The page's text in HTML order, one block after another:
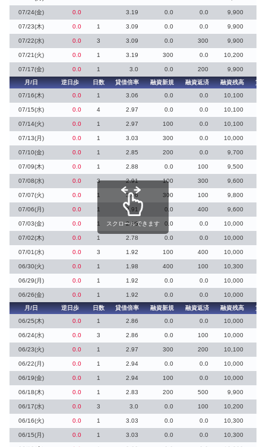
07/24(金) 0.0 3.19 0.0 0.0 9,900
07/23(木) 0.0 1 3.09 0.0 0.0 9,900
07/22(水) 0.0 3 3.09 0.0 300 9,900
07/21(火) 0.0 1 3.19 300 0.0 10,200
07/17(金) 0.0 1 3.0 0.0 200
9,900
月/日
逆日歩 日数 貸借倍率 融資新規 融資返済 融資残高
貸
07/16(木)
0.0 1 3.06 0.0 0.0 10,100
07/15(水) 0.0 4 2.97 0.0 0.0 10,100
07/14(火) 0.0 1 2.97 100 0.0 10,100
07/13(月) 0.0 1 3.03 300 0.0 10,000
07/10(金) 0.0 1 2.85 200 0.0 9,700
07/09(木) 0.0 1 2.88 0.0 100 9,500
07/08(水) 0.0 3 2.91 100 300 9,600
07/07(火) 0.0 1 3.06 300 100 9,800
07/06(月) 0.0 1 2.91 0.0 400 9,600
07/03(金) 0.0 1 2.86 0.0 0.0 10,000
07/02(木) 0.0 1 2.78 0.0 0.0 10,000
07/01(水) 0.0 3 1.92 100 400 10,000
06/30(火) 0.0 1 1.98 400 100 10,300
06/29(月) 0.0 1 1.92 0.0 0.0 10,000
06/26(金) 0.0 1 1.92 0.0 0.0 10,000
月/日
逆日歩 日数 貸借倍率 融資新規 融資返済 融資残高
貸
06/25(木)
0.0 1 2.86 0.0 0.0 10,000
06/24(水) 0.0 3 2.86 0.0 100 10,000
06/23(火) 0.0 1 2.97 300 200 10,100
06/22(月) 0.0 1 2.94 0.0 0.0 10,000
06/19(金) 0.0 1 2.94 100 0.0 10,000
06/18(木) 0.0 1 2.83 200 500 9,900
06/17(水) 0.0 3 3.0 0.0 100 10,200
06/16(火) 0.0 1 3.03 0.0 0.0 10,300
06/15(月) 0.0 1 3.03 0.0 0.0 10,300
スクロールできます